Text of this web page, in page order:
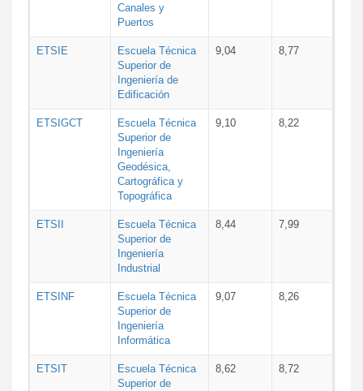
Canales y
Puertos
ETSIE
Escuela Técnica
Superior de
Ingeniería de
Edificación
9,04 8,77
ETSIGCT
Escuela Técnica
Superior de
Ingeniería
Geodésica,
Cartográfica y
Topográfica
9,10 8,22
ETSII
Escuela Técnica
Superior de
Ingeniería
Industrial
8,44 7,99
ETSINF
Escuela Técnica
Superior de
Ingeniería
Informática
9,07 8,26
ETSIT
Escuela Técnica
Superior de
8,62 8,72